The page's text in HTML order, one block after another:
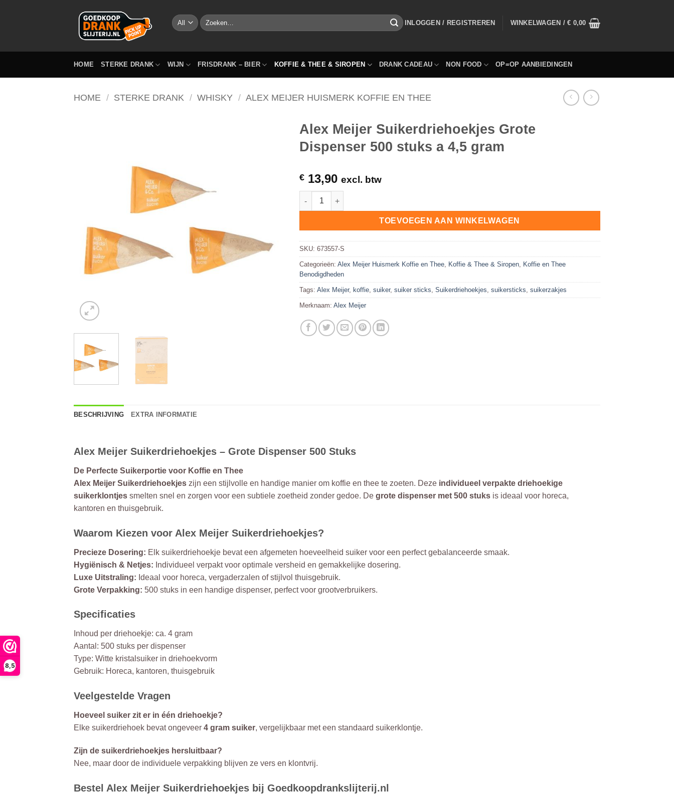
8,5
Zoeken
naar:
INLOGGEN / REGISTREREN WINKELWAGEN /€ 0,00
HOME STERKE DRANK WIJN FRISDRANK – BIER KOFFIE & THEE & SIROPEN DRANK CADEAU NON FOOD OP=OP AANBIEDINGEN
HOME / STERKE DRANK / WHISKY / ALEX MEIJER HUISMERK KOFFIE EN THEE
Alex Meijer Suikerdriehoekjes Grote
Dispenser 500 stuks a 4,5 gram
€ 13,90 excl. btw
Alex Meijer Suikerdriehoekjes Grote Dispenser 500 stuks a 4,5 gram hoeveelheid
TOEVOEGEN AAN WINKELWAGEN
SKU: 673557-S
Categorieën: Alex Meijer Huismerk Koffie en Thee Koffie & Thee & Siropen
Koffie en Thee
Benodigdheden
Tags: Alex Meijer, koffie suiker, suiker sticks Suikerdriehoekjes suikersticks suikerzakjes
Merknaam: Alex Meijer
BESCHRIJVING EXTRA INFORMATIE
Alex Meijer Suikerdriehoekjes – Grote Dispenser 500 Stuks
De Perfecte Suikerportie voor Koffie en Thee
Alex Meijer Suikerdriehoekjes zijn een stijlvolle en handige manier om koffie en thee te zoeten. Deze individueel verpakte driehoekige
suikerklontjes smelten snel en zorgen voor een subtiele zoetheid zonder gedoe. De grote dispenser met 500 stuks is ideaal voor horeca,
kantoren en thuisgebruik.
Waarom Kiezen voor Alex Meijer Suikerdriehoekjes?
Precieze Dosering: Elk suikerdriehoekje bevat een afgemeten hoeveelheid suiker voor een perfect gebalanceerde smaak.
Hygiënisch & Netjes: Individueel verpakt voor optimale versheid en gemakkelijke dosering.
Luxe Uitstraling: Ideaal voor horeca, vergaderzalen of stijlvol thuisgebruik.
Grote Verpakking: 500 stuks in een handige dispenser, perfect voor grootverbruikers.
Specificaties
Inhoud per driehoekje: ca. 4 gram
Aantal: 500 stuks per dispenser
Type: Witte kristalsuiker in driehoekvorm
Gebruik: Horeca, kantoren, thuisgebruik
Veelgestelde Vragen
Hoeveel suiker zit er in één driehoekje?
Elke suikerdriehoek bevat ongeveer 4 gram suiker, vergelijkbaar met een standaard suikerklontje.
Zijn de suikerdriehoekjes hersluitbaar?
Nee, maar door de individuele verpakking blijven ze vers en klontvrij.
Bestel Alex Meijer Suikerdriehoekjes bij Goedkoopdrankslijterij.nl